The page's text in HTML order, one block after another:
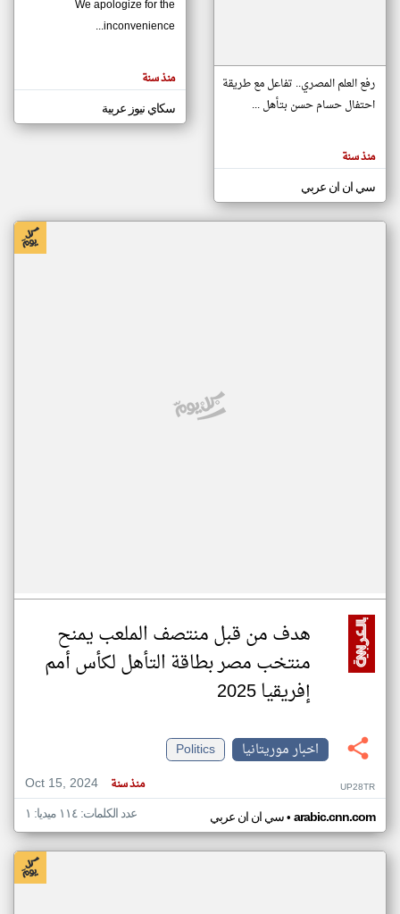
مصادر الأخبار من موريتانيا
اخبار موريتانيا على مدار الساعة
أهم اخبار موريتانيا العاجلة والمباشرة
المقالات
الموجوده
هنا عن
رفع العلم المصري.. تفاعل مع طريقة
احتفال حسام حسن بتأهل ...
منذ سنة
سي ان ان عربي
We apologize for the
inconvenience...
منذ سنة
سكاي نيوز عربية
هدف من قبل منتصف الملعب يمنح
منتخب مصر بطاقة التأهل لكأس أمم
إفريقيا 2025
اخبار موريتانيا
Politics
Oct 15, 2024
منذ سنة UP28TR
سي ان ان عربي• arabic.cnn.com عدد الكلمات: ١١٤ ميديا: ١
klyoum.com